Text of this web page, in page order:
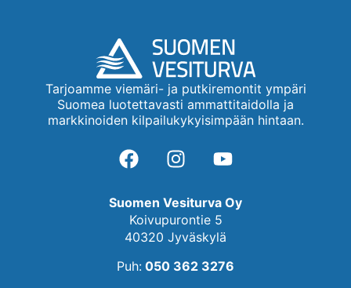
Tarjoamme viemäri- ja putkiremontit ympäri
Suomea luotettavasti ammattitaidolla ja
markkinoiden kilpailukykyisimpään hintaan.
Suomen Vesiturva Oy
Koivupurontie 5
40320 Jyväskylä
Puh: 050 362 3276